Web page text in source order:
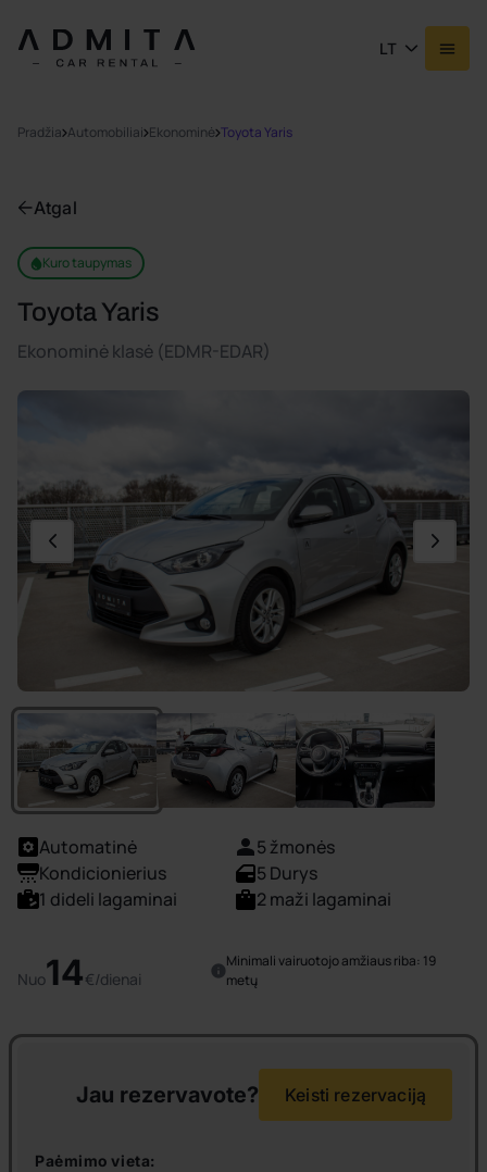
LT
Pradžia Automobiliai Ekonominė Toyota Yaris
Atgal
Kuro taupymas
Toyota Yaris
Ekonominė klasė (EDMR-EDAR)
Automatinė
5 žmonės
Kondicionierius
5 Durys
1 dideli lagaminai
2 maži lagaminai
Nuo14€/dienai
Minimali vairuotojo amžiaus riba: 19
metų
Jau rezervavote? Keisti rezervaciją
Paėmimo vieta: